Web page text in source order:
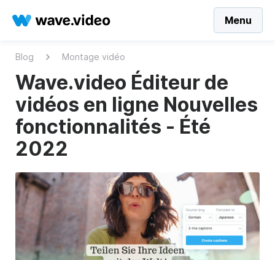
Menu
Blog Montage vidéo
Wave.video Éditeur de
vidéos en ligne Nouvelles
fonctionnalités - Été
2022